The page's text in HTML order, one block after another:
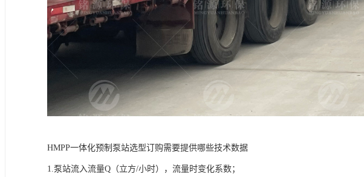
HMPP一体化预制泵站选型订购需要提供哪些技术数据
1.泵站流入流量Q（立方/小时），流量时变化系数；